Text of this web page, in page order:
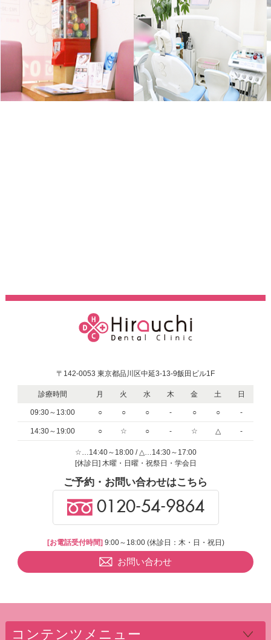
〒142-0053 東京都品川区中延3-13-9飯田ビル1F
診療時間 月 火 水 木 金 土 日
09:30～13:00 ○ ○ ○ - ○ ○ -
14:30～19:00 ○ ☆ ○ - ☆ △ -
☆…14:40～18:00 / △…14:30～17:00
[休診日] 木曜・日曜・祝祭日・学会日
ご予約・お問い合わせはこちら
0120-54-9864
[お電話受付時間] 9:00～18:00 (休診日：木・日・祝日)
お問い合わせ
コンテンツメニュー